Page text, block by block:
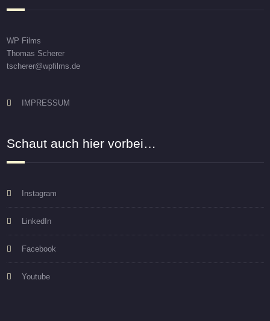
WP Films
Thomas Scherer
tscherer@wpfilms.de
IMPRESSUM
Schaut auch hier vorbei…
Instagram
LinkedIn
Facebook
Youtube